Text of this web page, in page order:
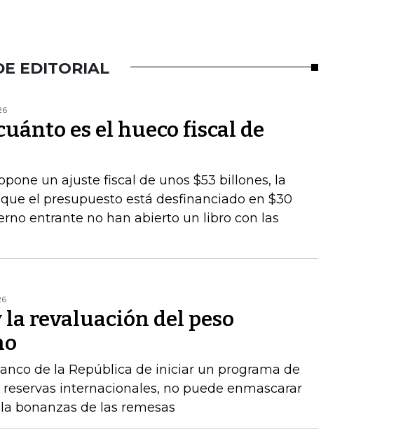
EDITORIAL
es el hueco fiscal de
un ajuste fiscal de unos $53 billones, la
el presupuesto está desfinanciado en $30
entrante no han abierto un libro con las
la revaluación del peso
de la República de iniciar un programa de
internacionales, no puede enmascarar
bonanzas de las remesas